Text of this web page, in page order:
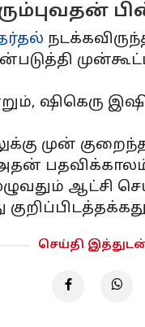
ஷிகெரு
முன்
ஆட்சி
செய்தி